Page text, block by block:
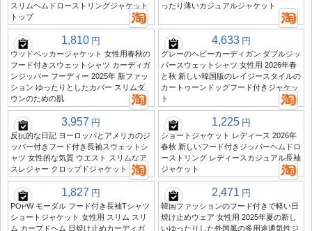
スリムヘムドローストリングジャケット
トップ
ったり薄いカジュアルジャケット
1,810 円
ウッドペッカージャケット 女性用春秋の
フード付きスウェットシャツ カーディガ
ンジッパー フーディー 2025年 新ファッ
ション ゆったりとしたカバー スリムダ
ウンのための肌
4,633 円
グレーのヘビーカーディガン ダブルジッ
パースウェットシャツ 女性用 2026年春
と秋 新しい韓国版のレイジースタイルの
カートゥーンドッグフード付きジャケッ
ト
3,957 円
反抗的な日記 ヨーロッパとアメリカのジ
ッパー付きフード付き長袖スウェットシ
ャツ 女性的な気質 ウエスト スリムなア
スレジャー クロップドジャケット
1,225 円
ショートジャケット レディース 2026年
春秋 新しいフード付きジッパーヘムドロ
ーストリング レディースカジュアル長袖
ジャケット
1,827 円
POPW モーダル フード付き長袖Tシャツ
ショートジャケット 女性用 スリム スリ
ム カーブドヘム 日焼け止めカーディガ
2,471 円
韓国ファッションのフード付きで軽い日
焼け止めウェア 女性用 2025年夏の新し
いゆったりした外国風の多用途通気性ジ